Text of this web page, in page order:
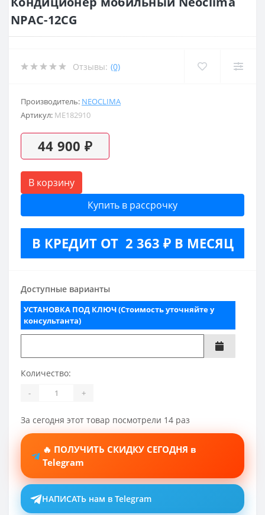
NPAC-12CG
Отзывы: (0)
Производитель: NEOCLIMA
Артикул: ME182910
44 900 ₽
В корзину
Купить в рассрочку
В КРЕДИТ ОТ 2 363 ₽ В МЕСЯЦ
Доступные варианты
УСТАНОВКА ПОД КЛЮЧ (Стоимость уточняйте у
консультанта)
Количество:
- +
За сегодня этот товар посмотрели 14 раз
🔥 ПОЛУЧИТЬ СКИДКУ СЕГОДНЯ в
Telegram
НАПИСАТЬ нам в Telegram